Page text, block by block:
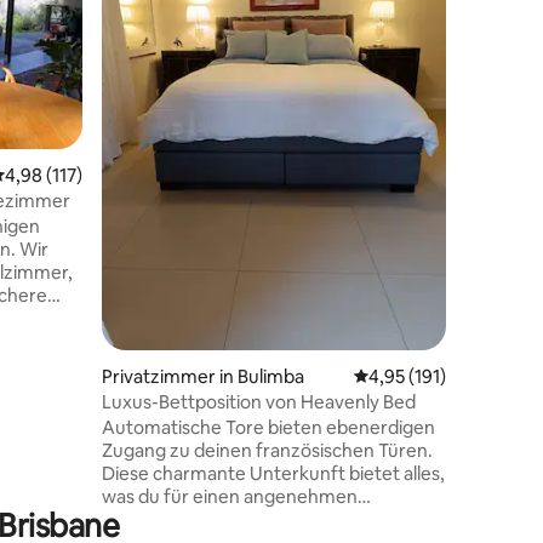
Bewertung: 4,98 von 5, 117 Bewertungen
4,98 (117)
Wir
Kinder
Privatzimmer in Bulimba Durchschnittliche
4,95 (191)
Luxus-Bettposition von Heavenly Bed
Automatische Tore bieten ebenerdigen
Zugang zu deinen französischen Türen.
Diese charmante Unterkunft bietet alles,
was du für einen angenehmen
Aufenthalt benötigst. Von einer